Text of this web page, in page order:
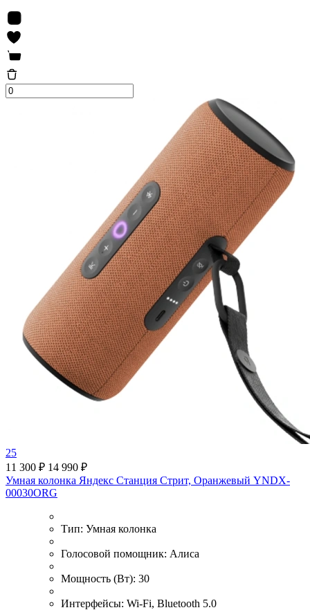
25
11 300 ₽ 14 990 ₽
Умная колонка Яндекс Станция Стрит, Оранжевый YNDX-
00030ORG
Тип: Умная колонка
Голосовой помощник: Алиса
Мощность (Вт): 30
Интерфейсы: Wi-Fi, Bluetooth 5.0